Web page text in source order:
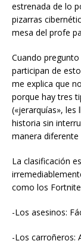
estrenada de lo
pizarras
mesa del profe
Cuando
participan de
me explica que
porque hay tres
(«jerarquías»,
historia sin
manera diferente
La clasificación
como los
-Los asesinos:
-Los carroñeros: